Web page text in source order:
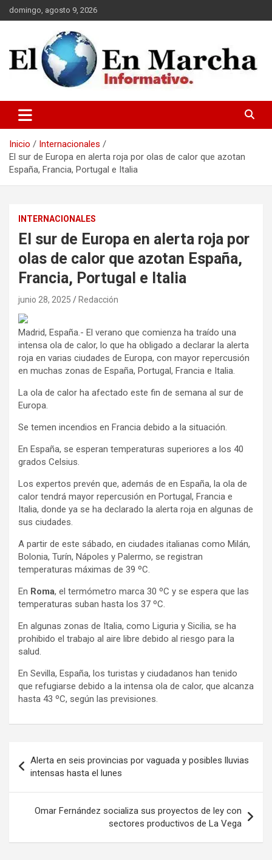
Saltar
al
domingo, agosto 9, 2026
elmundoenmarcha.net
Inicio
Internacionales
El sur de Europa en alerta roja por olas de calor que azotan
España, Francia, Portugal e Italia
INTERNACIONALES
El sur de Europa en alerta roja por
olas de calor que azotan España,
Francia, Portugal e Italia
junio 28, 2025 Redacción
Madrid, España.- El verano que comienza ha traído una
intensa ola de calor, lo que ha obligado a declarar la alerta
roja en varias ciudades de Europa, con mayor repercusión
en muchas zonas de España, Portugal, Francia e Italia.
La ola de calor ha afectado este fin de semana al sur de
Europa.
Se temen incendios en Francia debido a la situación.
En España, se esperan temperaturas superiores a los 40
grados Celsius.
Los expertos prevén que, además de en España, la ola de
calor tendrá mayor repercusión en Portugal, Francia e
Italia, donde ya se ha declarado la alerta roja en algunas de
sus ciudades.
A partir de este sábado, en ciudades italianas como Milán,
Bolonia, Turín, Nápoles y Palermo, se registran
temperaturas máximas de 39 ºC.
En Roma, el termómetro marca 30 ºC y se espera que las
temperaturas suban hasta los 37 ºC.
En algunas zonas de Italia, como Liguria y Sicilia, se ha
prohibido el trabajo al aire libre debido al riesgo para la
salud.
En Sevilla, España, los turistas y ciudadanos han tenido
que refugiarse debido a la intensa ola de calor, que alcanza
hasta 43 ºC, según las previsiones.
de
entradas
Alerta en seis provincias por vaguada y posibles lluvias
intensas hasta el lunes
Omar Fernández socializa sus proyectos de ley con
sectores productivos de La Vega